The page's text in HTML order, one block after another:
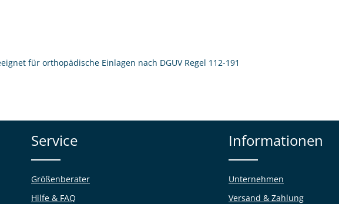
für orthopädische Einlagen nach DGUV Regel 112-191
Service
Größenberater
Hilfe & FAQ
Informationen
Unternehmen
Versand & Zahlung